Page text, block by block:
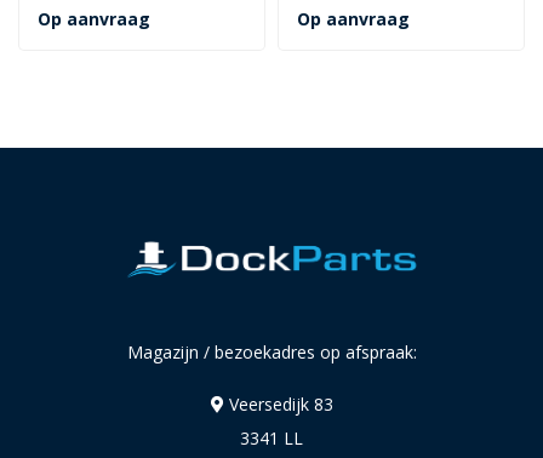
Afmeting van ø 330 x 230
x 75 mm (inwendig)
Op aanvraag
Afmeting van 170 x 170 x
40 mm (inwendig)
Op aanvraag
Magazijn / bezoekadres op afspraak:
Veersedijk 83
3341 LL